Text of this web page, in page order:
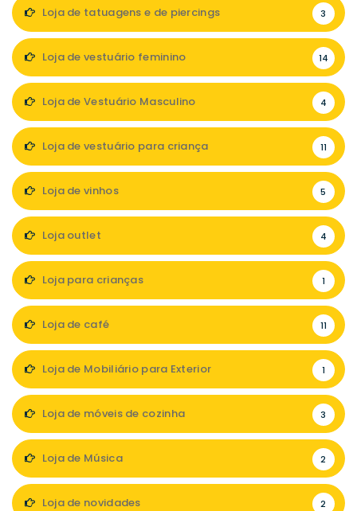
Loja de tatuagens e de piercings 3
Loja de vestuário feminino 14
Loja de Vestuário Masculino 4
Loja de vestuário para criança 11
Loja de vinhos 5
Loja outlet 4
Loja para crianças 1
Loja de café 11
Loja de Mobiliário para Exterior 1
Loja de móveis de cozinha 3
Loja de Música 2
Loja de novidades 2